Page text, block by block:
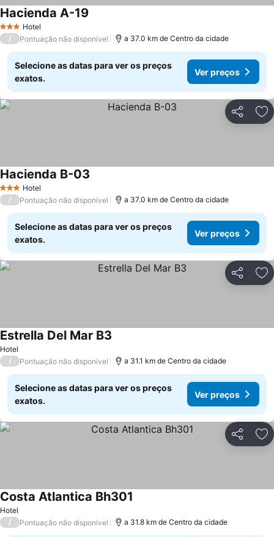
3 EstrelasHotel
Hacienda A-19
/ Pontuação não disponível a 37.0 km de Centro da cidade
Selecione as datas para ver os preços
exatos.
Ver preços
Partilhar
3 EstrelasHotel
Hacienda B-03
/ Pontuação não disponível a 37.0 km de Centro da cidade
Selecione as datas para ver os preços
exatos.
Ver preços
Partilhar
Hotel
Estrella Del Mar B3
/ Pontuação não disponível a 31.1 km de Centro da cidade
Selecione as datas para ver os preços
exatos.
Ver preços
Partilhar
Hotel
Costa Atlantica Bh301
/ Pontuação não disponível a 31.8 km de Centro da cidade